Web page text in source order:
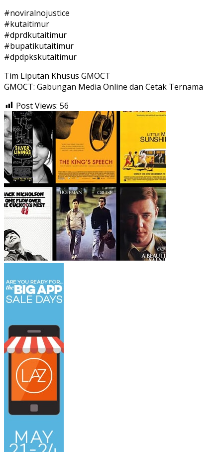
#noviralnojustice
#kutaitimur
#dprdkutaitimur
#bupatikutaitimur
#dpdpkskutaitimur
Tim Liputan Khusus GMOCT
GMOCT: Gabungan Media Online dan Cetak Ternama
Post Views: 56